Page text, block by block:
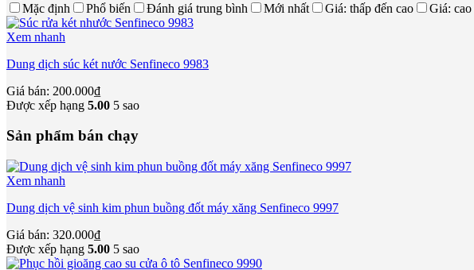
Mặc định
Phổ biến Đánh giá trung bình Mới nhất Giá: thấp đến cao Giá:
Xem nhanh
Dung dịch súc két nước Senfineco 9983
Giá bán: 200.000₫
Được xếp hạng 5.00 5 sao
Sản phẩm bán chạy
Xem nhanh
Dung dịch vệ sinh kim phun buồng đốt máy xăng Senfineco 9997
Giá bán: 320.000₫
Được xếp hạng 5.00 5 sao